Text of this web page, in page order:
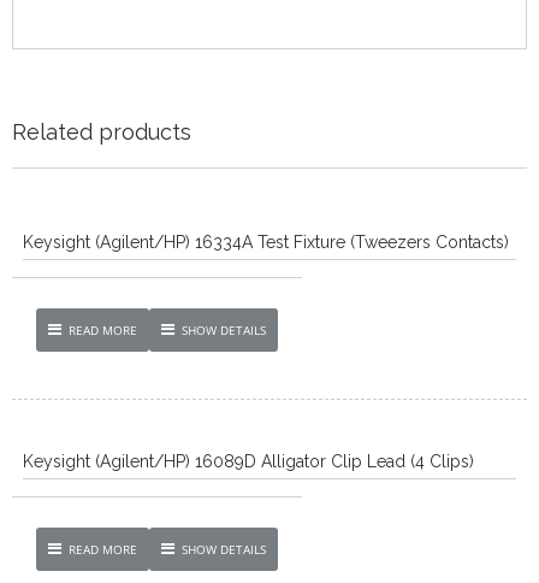
Related products
Keysight (Agilent/HP) 16334A Test Fixture (Tweezers Contacts)
READ MORE SHOW DETAILS
Keysight (Agilent/HP) 16089D Alligator Clip Lead (4 Clips)
READ MORE SHOW DETAILS